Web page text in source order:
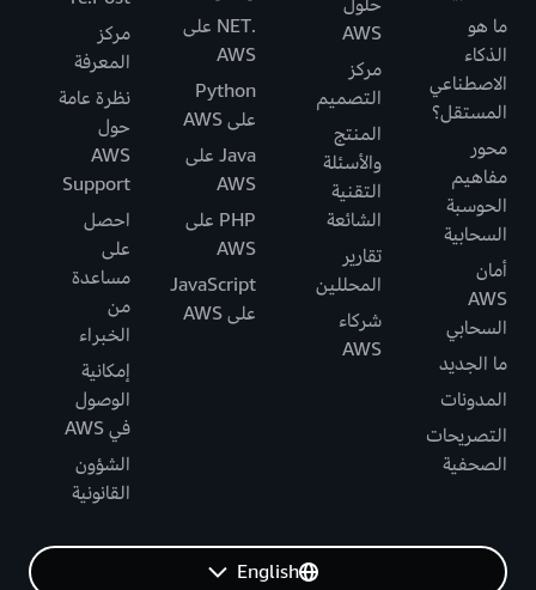
ما هو
الذكاء
الاصطناعي
المستقل؟
محور
مفاهيم
الحوسبة
السحابية
أمان
AWS
السحابي
ما الجديد
المدونات
التصريحات
الصحفية
AWS
مركز
التصميم
المنتج
والأسئلة
التقنية
الشائعة
تقارير
المحللين
شركاء
AWS
.NET على
AWS
Python
على AWS
Java على
AWS
PHP على
AWS
JavaScript
على AWS
مركز
المعرفة
نظرة عامة
حول
AWS
Support
احصل
على
مساعدة
من
الخبراء
إمكانية
الوصول
في AWS
الشؤون
القانونية
English